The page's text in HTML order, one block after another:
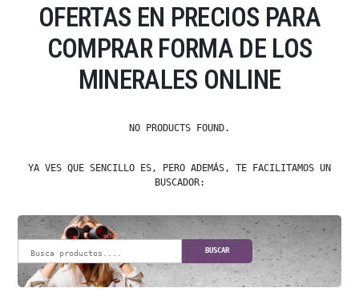
OFERTAS EN PRECIOS PARA
COMPRAR FORMA DE LOS
MINERALES ONLINE
NO PRODUCTS FOUND.
YA VES QUE SENCILLO ES, PERO ADEMÁS, TE FACILITAMOS UN
BUSCADOR:
BUSCAR